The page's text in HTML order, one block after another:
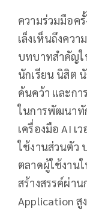
ความร่วมมือค
เล็งเห็นถึงคว
บทบาทสำคัญใ
นักเรียน นิสิต
ค้นคว้า และกา
ในการพัฒนาทั
เครื่องมือ AI เ
ใช้งานส่วนตัว
ตลาดผู้ใช้งาน
สร้างสรรค์ผ่าน
Application สู